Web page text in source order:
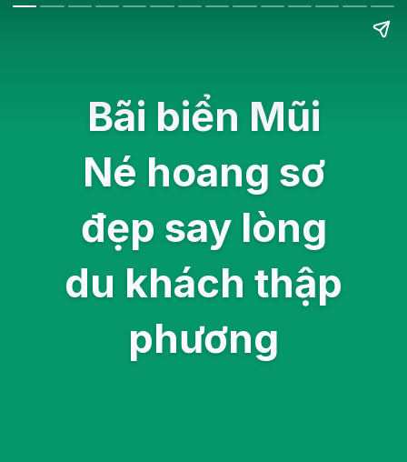
Bãi biển Mũi
Né hoang sơ
đẹp say lòng
du khách thập
phương